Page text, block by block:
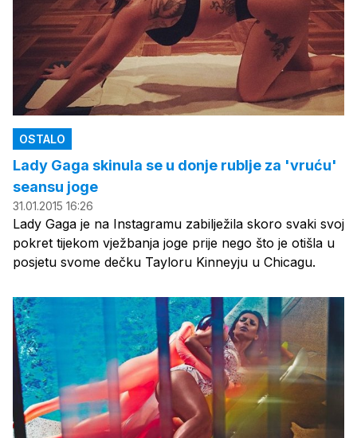
OSTALO
Lady Gaga skinula se u donje rublje za 'vruću'
seansu joge
31.01.2015 16:26
Lady Gaga je na Instagramu zabilježila skoro svaki svoj
pokret tijekom vježbanja joge prije nego što je otišla u
posjetu svome dečku Tayloru Kinneyju u Chicagu.